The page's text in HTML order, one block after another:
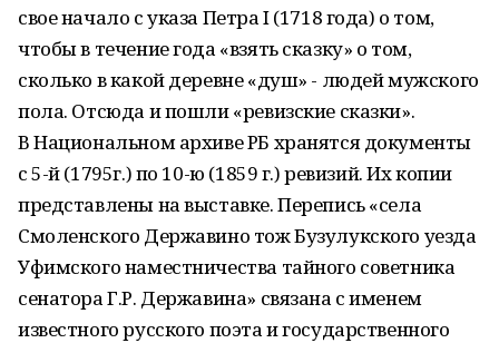
свое начало с указа Петра I (1718 года) о том,
чтобы в течение года «взять сказку» о том,
сколько в какой деревне «душ» - людей мужского
пола. Отсюда и пошли «ревизские сказки».
В Национальном архиве РБ хранятся документы
с 5-й (1795г.) по 10-ю (1859 г.) ревизий. Их копии
представлены на выставке. Перепись «села
Смоленского Державино тож Бузулукского уезда
Уфимского наместничества тайного советника
сенатора Г.Р. Державина» связана с именем
известного русского поэта и государственного